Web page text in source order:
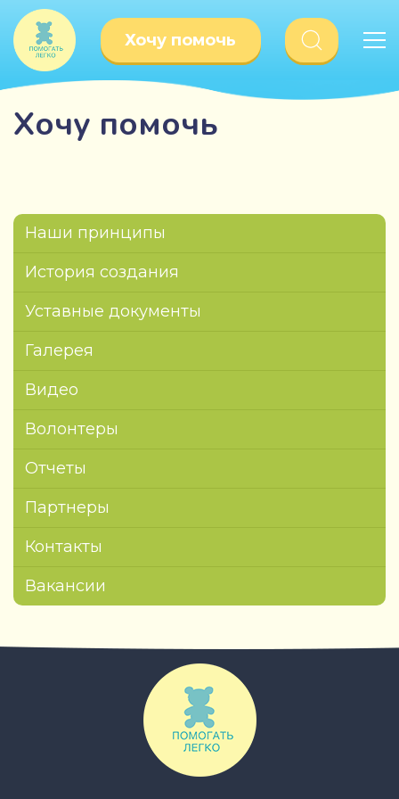
Хочу помочь
Хочу помочь
Наши принципы
История создания
Уставные документы
Галерея
Видео
Волонтеры
Отчеты
Партнеры
Контакты
Вакансии